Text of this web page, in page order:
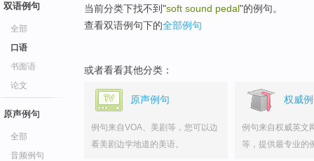
双语例句
全部
口语
书面语
论文
原声例句
全部
音频例句
当前分类下找不到"soft sound pedal"的例句。
查看双语例句下的全部例句
或者看看其他分类：
原声例句
例句来自VOA、美剧等，您可以边
看美剧边学地道的美语。
权威
例句来自权威英文
等，提供最专业的